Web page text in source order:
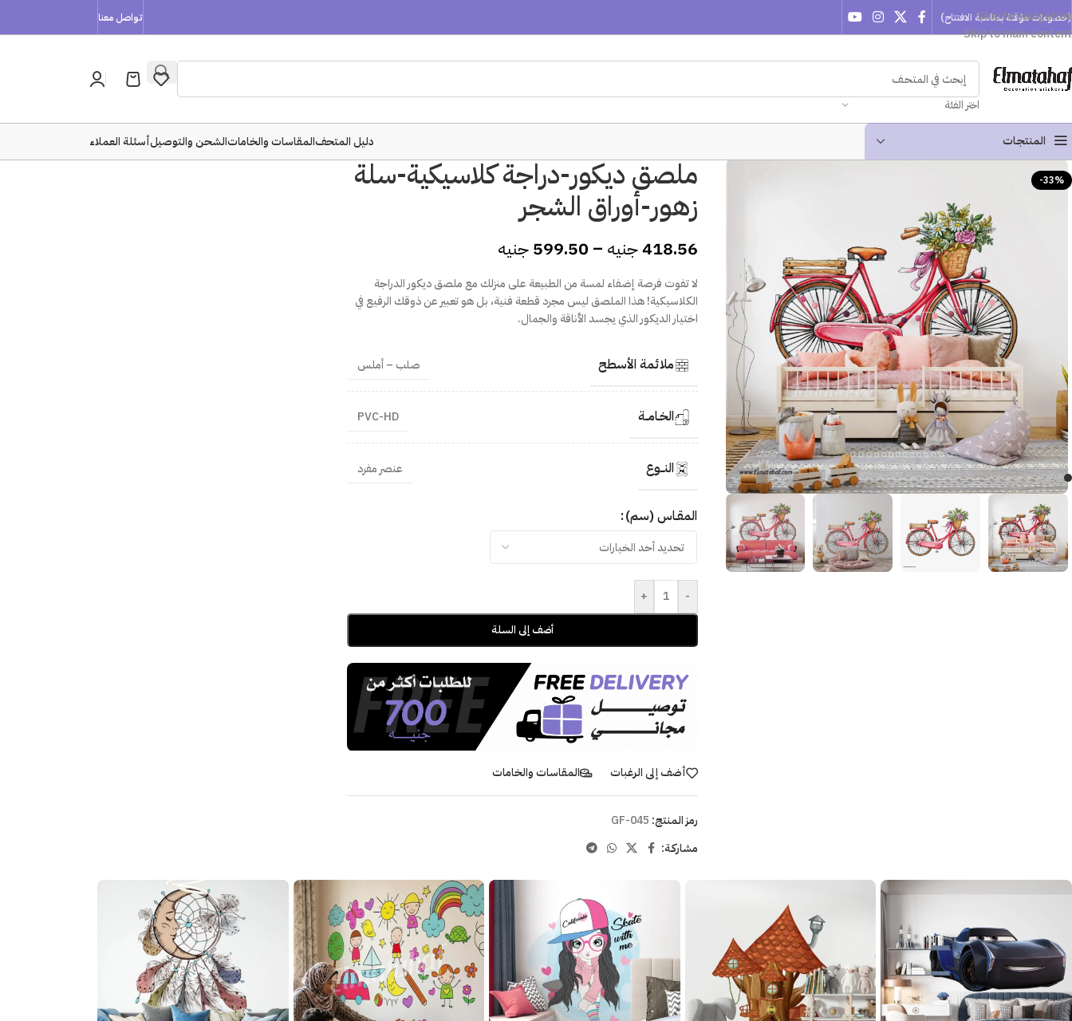
Skip to navigation
Skip to main content
(خصومات مؤقتة بمناسبة الافتتاح) تواصل معنا
اختر الفئة
المنتجـات دليل المتحفالمقاسات والخاماتالشحن والتوصيلأسئلة العملاء
-33% ملصق ديكور-دراجة كلاسيكية-سلة
زهور-أوراق الشجر
418.56جنيه –
599.50جنيه
لا تفوت فرصة إضفاء لمسة من الطبيعة على منزلك مع ملصق ديكور الدراجة
الكلاسيكية! هذا الملصق ليس مجرد قطعة فنية، بل هو تعبير عن ذوقك الرفيع في
اختيار الديكور الذي يجسد الأناقة والجمال.
ملائمة الأسطح صلب – أملس
الخـامــة PVC-HD
النــوع عنصر مفرد
المقـاس (سم)
-
+
أضف إلى السلة
أضف إلى الرغبات المقاسات والخامات
رمز المنتج: GF-045
مشاركـة: